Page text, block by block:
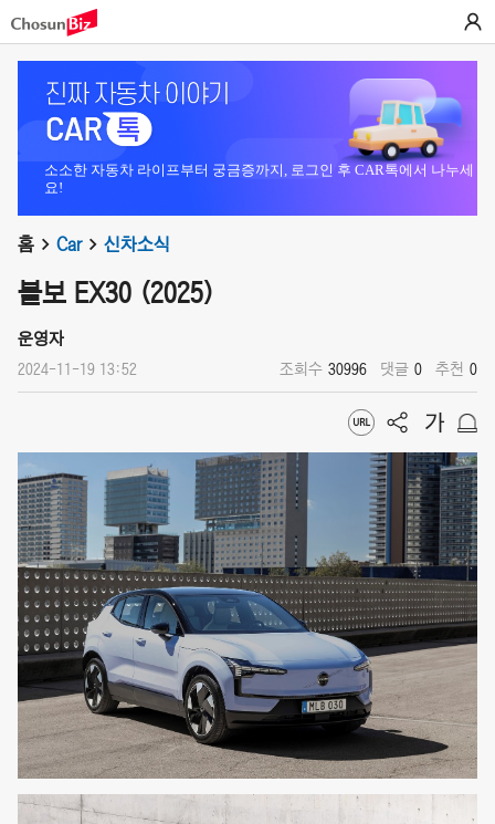
소소한 자동차 라이프부터 궁금증까지, 로그인 후 CAR톡에서 나누세
요!
홈 Car 신차소식
볼보 EX30 (2025)
운영자
2024-11-19 13:52 조회수 30996 댓글 0 추천 0